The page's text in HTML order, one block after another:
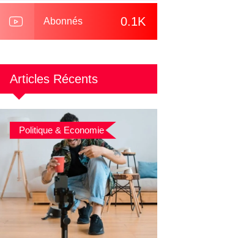
0.1K
Abonnés
Articles Récents
Politique & Economie